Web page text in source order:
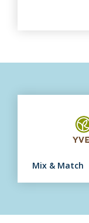
Mix & Match